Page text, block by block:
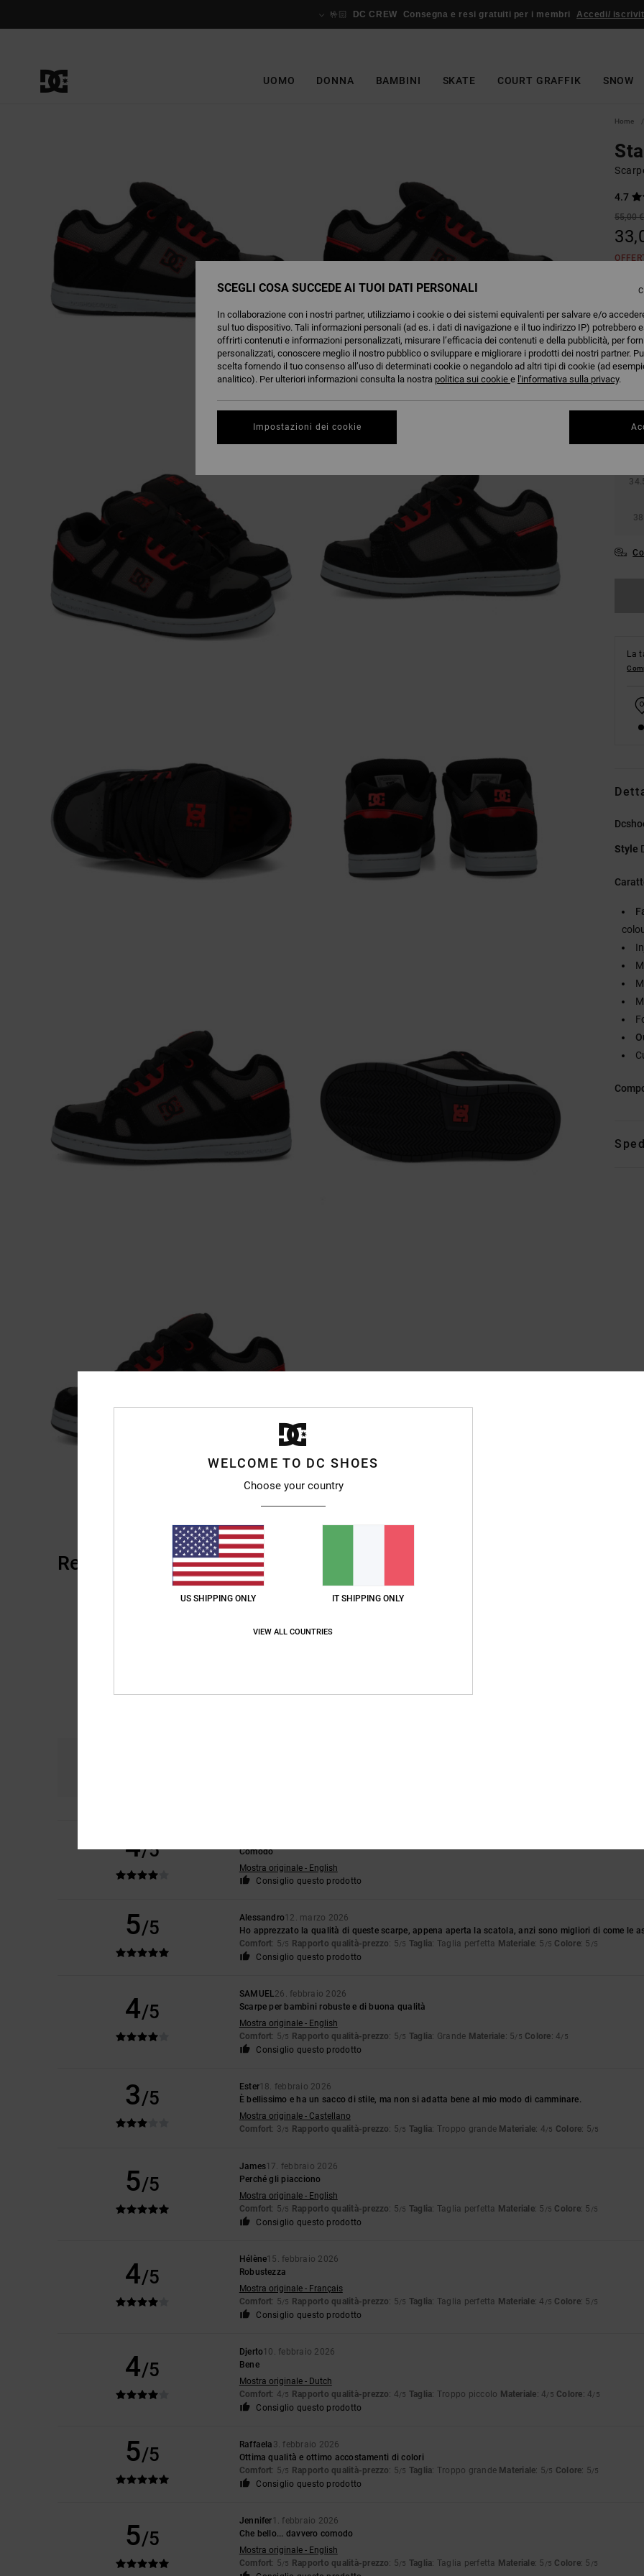
🤟🏻 DC CREW Consegna e resi gratuiti per i membri Accedi/
UOMO DONNA BAMBINI SKATE COURT GRAFFIK SNOW
Home
4.7
55,00 €
31
38
La
Style
Recensioni dei clienti
4/5
Comodo
Mostra originale - English
Consiglio questo prodotto
5/5 Alessandro12. marzo 2026
Ho apprezzato la qualità di queste scarpe, appena aperta la scatola, anzi sono migliori di come le
Comfort: 5/5 Rapporto qualità-prezzo: 5/5 Taglia: Taglia perfetta Materiale: 5 /5 Colore: 5 /5
Consiglio questo prodotto
4/5
SAMUEL26. febbraio 2026
Scarpe per bambini robuste e di buona qualità
Mostra originale - English
Comfort: 5/5 Rapporto qualità-prezzo: 5/5 Taglia: Grande Materiale: 5/5 Colore: 4/5
Consiglio questo prodotto
3/5
Ester18. febbraio 2026
È bellissimo e ha un sacco di stile, ma non si adatta bene al mio modo di camminare.
Mostra originale - Castellano
Comfort: 3/5 Rapporto qualità-prezzo: 5/5 Taglia: Troppo grande Materiale: 4/5 Colore: 5/5
5/5
James17. febbraio 2026
Perché gli piacciono
Mostra originale - English
Comfort: 5/5 Rapporto qualità-prezzo: 5/5 Taglia: Taglia perfetta Materiale: 5 /5 Colore: 5 /5
Consiglio questo prodotto
4/5
Hélène15. febbraio 2026
Robustezza
Mostra originale - Français
Comfort: 5/5 Rapporto qualità-prezzo: 5/5 Taglia: Taglia perfetta Materiale: 4 /5 Colore: 5 /5
Consiglio questo prodotto
4/5
Djerto10. febbraio 2026
Bene
Mostra originale - Dutch
Comfort: 4/5 Rapporto qualità-prezzo: 4/5 Taglia: Troppo piccolo Materiale: 4/5 Colore: 4/5
Consiglio questo prodotto
5/5 Raffaela 3. febbraio 2026
Ottima qualità e ottimo accostamenti di colori
Comfort: 5/5 Rapporto qualità-prezzo: 5/5 Taglia: Troppo grande Materiale: 5/5 Colore: 5/5
Consiglio questo prodotto
5/5
Jennifer1. febbraio 2026
Che bello... davvero comodo
Mostra originale - English
Comfort: 5/5 Rapporto qualità-prezzo: 5/5 Taglia: Taglia perfetta Materiale: 5 /5 Colore: 5 /5
WELCOME TO DC SHOES
Choose your country
US SHIPPING ONLY IT SHIPPING ONLY
VIEW ALL COUNTRIES
SCEGLI COSA SUCCEDE AI TUOI DATI PERSONALI
In collaborazione con i nostri partner, utilizziamo i cookie o dei sistemi equivalenti per salvare e/o
sul tuo dispositivo. Tali informazioni personali (ad es. i dati di navigazione e il tuo indirizzo IP) potrebbero
offrirti contenuti e informazioni personalizzati, misurare l’efficacia dei contenuti e della pubblicità, per
personalizzati, conoscere meglio il nostro pubblico o sviluppare e migliorare i prodotti dei nostri partner.
scelta fornendo il tuo consenso all’uso di determinati cookie o negandolo ad altri tipi di cookie (ad
analitico). Per ulteriori informazioni consulta la nostra politica sui cookie e l'informativa sulla privacy.
Impostazioni dei cookie